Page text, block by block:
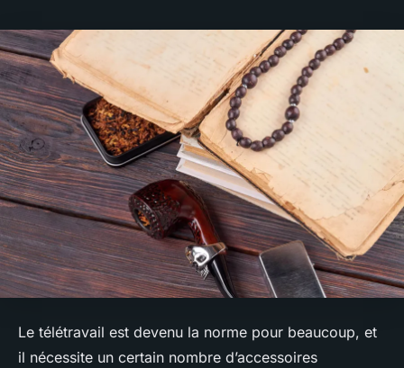
Le télétravail est devenu la norme pour beaucoup, et
il nécessite un certain nombre d’accessoires